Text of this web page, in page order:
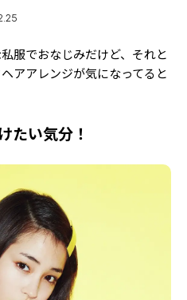
服でおなじみだけど、それと
アアレンジが気になってると
たい気分！